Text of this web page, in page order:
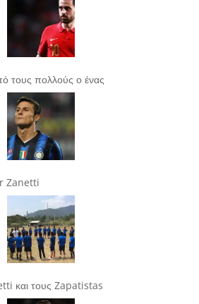
τους πολλούς ο ένας
Zanetti
και τους Zapatistas